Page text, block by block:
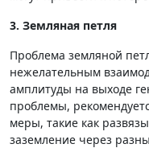
3. Земляная петля
Проблема земляной
нежелательным
амплитуды на выходе
проблемы,
меры, такие как
заземление через